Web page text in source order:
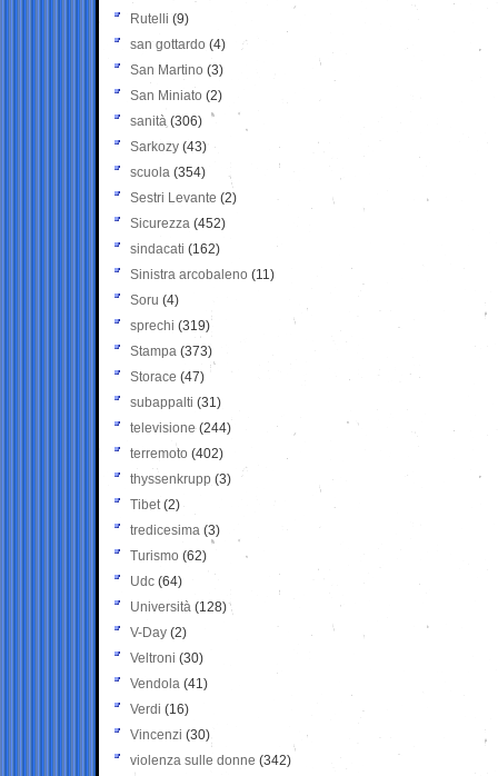
Rutelli (9)
san gottardo (4)
San Martino (3)
San Miniato (2)
sanità (306)
Sarkozy (43)
scuola (354)
Sestri Levante (2)
Sicurezza (452)
sindacati (162)
Sinistra arcobaleno (11)
Soru (4)
sprechi (319)
Stampa (373)
Storace (47)
subappalti (31)
televisione(244)
terremoto (402)
thyssenkrupp (3)
Tibet(2)
tredicesima (3)
Turismo (62)
Udc (64)
Università (128)
V-Day (2)
Veltroni (30)
Vendola (41)
Verdi (16)
Vincenzi (30)
violenza sulle donne (342)